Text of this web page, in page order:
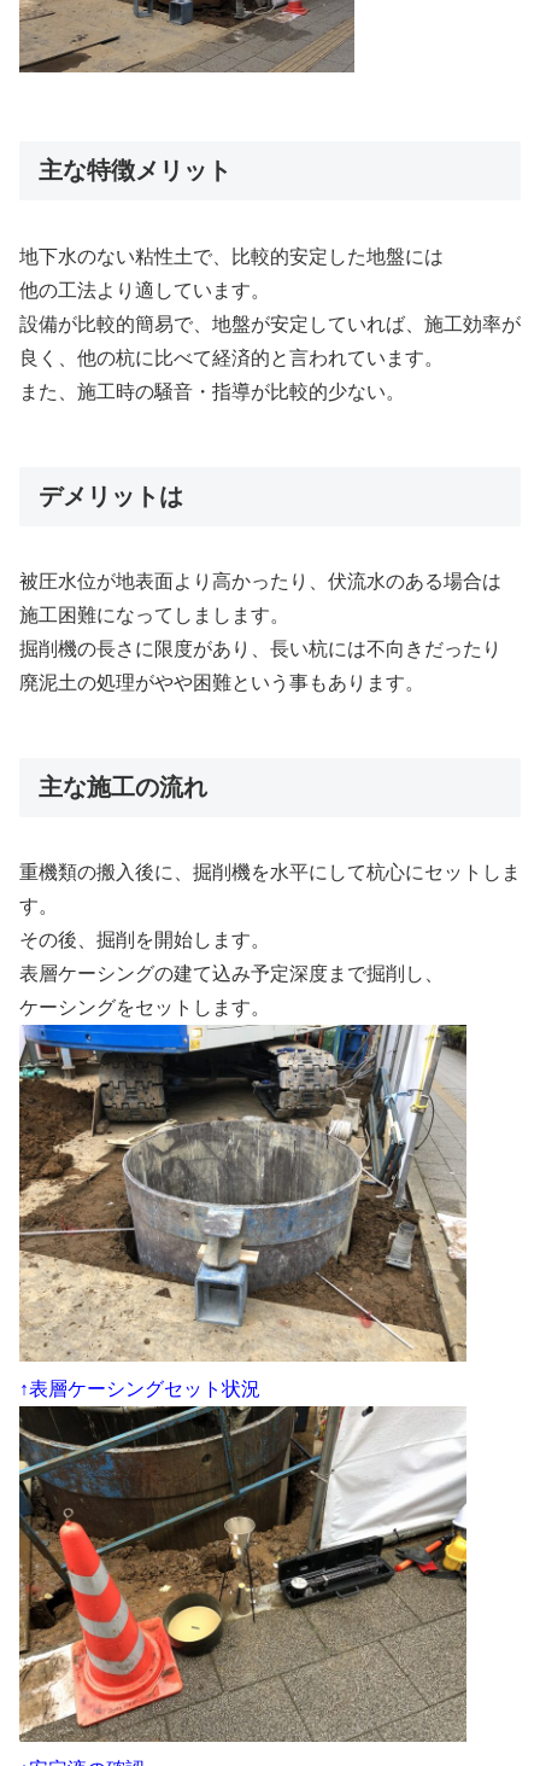
主な特徴メリット
地下水のない粘性土で、比較的安定した地盤には
他の工法より適しています。
設備が比較的簡易で、地盤が安定していれば、施工効率が
良く、他の杭に比べて経済的と言われています。
また、施工時の騒音・指導が比較的少ない。
デメリットは
被圧水位が地表面より高かったり、伏流水のある場合は
施工困難になってしまします。
掘削機の長さに限度があり、長い杭には不向きだったり
廃泥土の処理がやや困難という事もあります。
主な施工の流れ
重機類の搬入後に、掘削機を水平にして杭心にセットしま
す。
その後、掘削を開始します。
表層ケーシングの建て込み予定深度まで掘削し、
ケーシングをセットします。
↑表層ケーシングセット状況